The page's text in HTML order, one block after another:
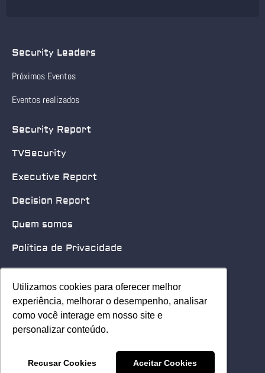
Utilizamos cookies para oferecer melhor
experiência, melhorar o desempenho, analisar
como você interage em nosso site e
personalizar conteúdo.
Recusar Cookies Aceitar Cookies
Utilizamos cookies para oferecer melhor
experiência, melhorar o desempenho, analisar
como você interage em nosso site e
personalizar conteúdo.
Recusar Cookies Aceitar Cookies
Security Leaders
Próximos Eventos
Eventos realizados
Security Report
TVSecurity
Executive Report
Decision Report
Quem somos
Política de Privacidade
Quero patrocinar
Contato
Home
© 2025 Security Leader. Todos os Direitos Reservados.